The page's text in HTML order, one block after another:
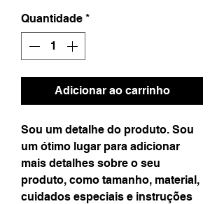
Quantidade *
Adicionar ao carrinho
Sou um detalhe do produto. Sou
um ótimo lugar para adicionar
mais detalhes sobre o seu
produto, como tamanho, material,
cuidados especiais e instruções